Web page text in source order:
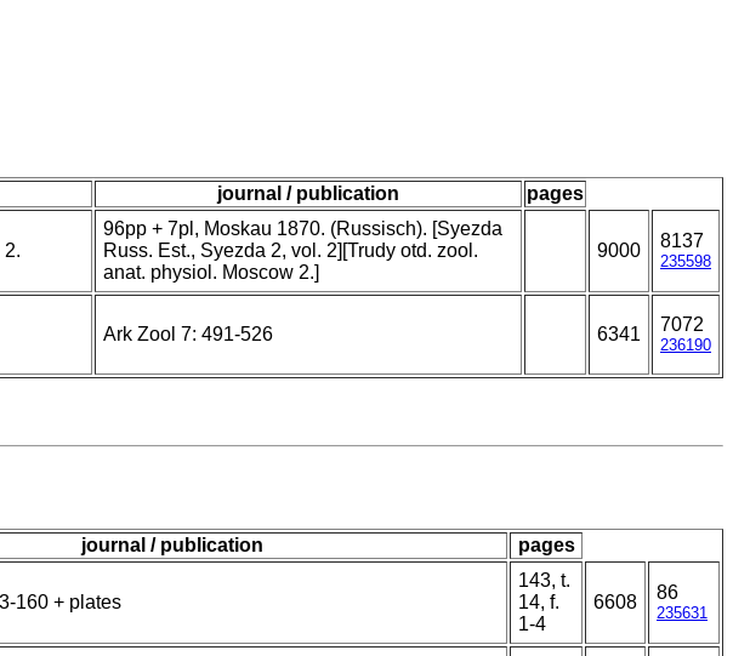
journal / publication pages
2.
96pp + 7pl, Moskau 1870. (Russisch). [Syezda
Russ. Est., Syezda 2, vol. 2][Trudy otd. zool.
anat. physiol. Moscow 2.]
9000 8137
235598
Ark Zool 7: 491-526 6341 7072
236190
journal / publication pages
160 + plates
143, t.
14, f.
1-4
6608 86
235631